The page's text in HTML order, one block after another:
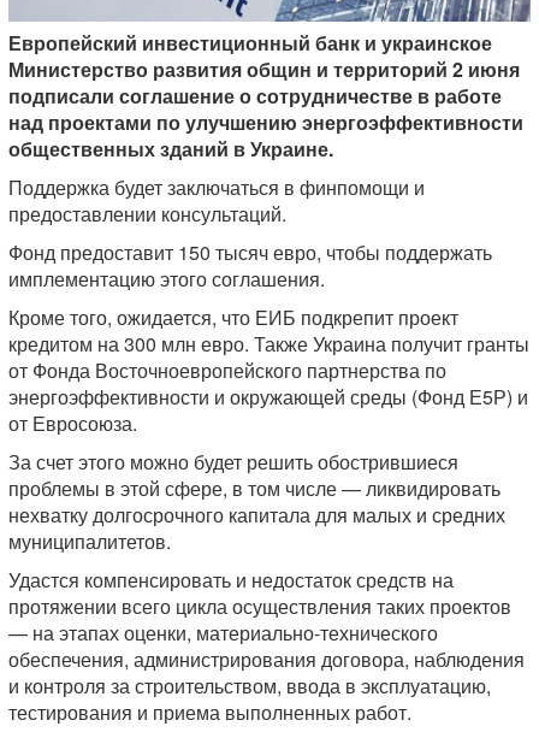
Европейский инвестиционный банк и украинское
Министерство развития общин и территорий 2 июня
подписали соглашение о сотрудничестве в работе
над проектами по улучшению энергоэффективности
общественных зданий в Украине.
Поддержка будет заключаться в финпомощи и
предоставлении консультаций.
Фонд предоставит 150 тысяч евро, чтобы поддержать
имплементацию этого соглашения.
Кроме того, ожидается, что ЕИБ подкрепит проект
кредитом на 300 млн евро. Также Украина получит гранты
от Фонда Восточноевропейского партнерства по
энергоэффективности и окружающей среды (Фонд Е5Р) и
от Евросоюза.
За счет этого можно будет решить обострившиеся
проблемы в этой сфере, в том числе — ликвидировать
нехватку долгосрочного капитала для малых и средних
муниципалитетов.
Удастся компенсировать и недостаток средств на
протяжении всего цикла осуществления таких проектов
— на этапах оценки, материально-технического
обеспечения, администрирования договора, наблюдения
и контроля за строительством, ввода в эксплуатацию,
тестирования и приема выполненных работ.